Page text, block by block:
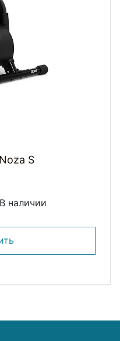
Noza S
В наличии